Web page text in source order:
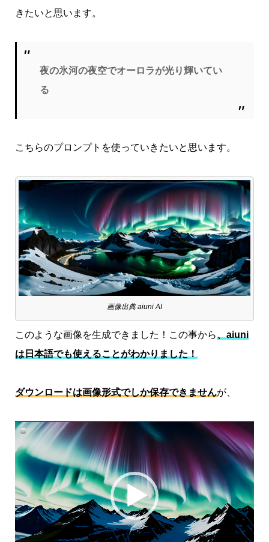
きたいと思います。
夜の氷河の夜空でオーロラが光り輝いてい
る
こちらのプロンプトを使っていきたいと思います。
画像出典 aiuni AI
このような画像を生成できました！この事から、aiuni
は日本語でも使えることがわかりました！
ダウンロードは画像形式でしか保存できませんが、
動
画
プ
レ
ー
ヤ
ー